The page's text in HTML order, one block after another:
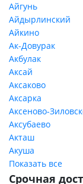
Айгунь
Айдырлинский
Айкино
Ак-Довурак
Акбулак
Аксай
Аксаково
Аксарка
Аксеново-
Аксубаево
Акташ
Акуша
Показать все
Срочная